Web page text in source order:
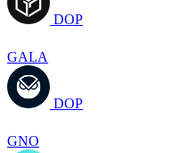
DOP
GALA
DOP
GNO